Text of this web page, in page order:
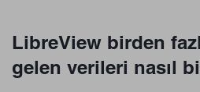
LibreView birden
gelen verileri nasıl